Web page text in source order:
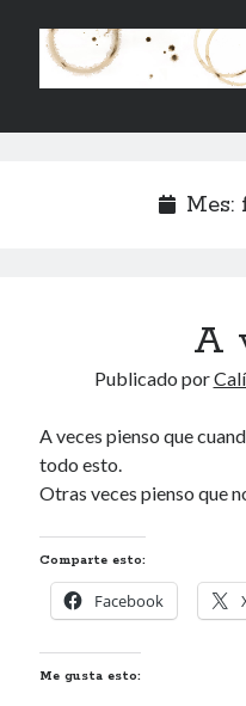
.:.Calito(h)eces.:.
Barra
No compres, adopta
Tienen algo que decir:
Calítoe.:.enMI HÁMSTER
Renegibertaguen
Calítoe.:.en
María Gripe
Calítoe.:.enMaría Gripe
DanielaenMaría Gripe
Mes:
A
Publicado por
A veces pienso que
todo esto.
Otras veces pienso que
Comparte esto:
Facebook
Me gusta esto: